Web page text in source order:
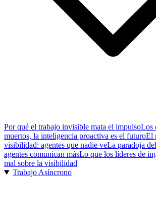
Por qué el trabajo invisible mata el impulsoLos
muertos, la inteligencia proactiva es el futuroEl
visibilidad: agentes que nadie veLa paradoja
agentes comunican másLo que los líderes de
mal sobre la visibilidad
Trabajo Asíncrono